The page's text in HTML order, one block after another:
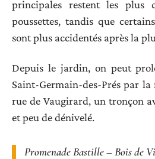
principales restent les plus
poussettes, tandis que
sont plus accidentés après la
Depuis le jardin, on peut
Saint-Germain-des-Prés par
rue de Vaugirard, un tronçon
et peu de dénivelé.
Promenade Bastille – Bois de